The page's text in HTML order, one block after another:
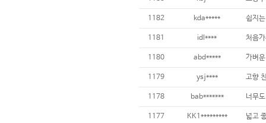
1182 kda*****
1181 idl**** 처음
1180 abd*****
1179 ysj**** 고향
1178 bab******* 너무
1177 KK1********* 넓고